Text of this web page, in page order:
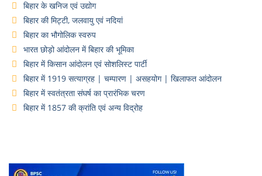
बिहार के खनिज एवं उद्योग
बिहार की मिट्टी, जलवायु एवं नदियां
बिहार का भौगोलिक स्वरुप
भारत छोड़ो आंदोलन में बिहार की भूमिका
बिहार में किसान आंदोलन एवं सोशलिस्ट पार्टी
बिहार में 1919 सत्याग्रह | चम्पारण | असहयोग | खिलाफत आंदोलन
बिहार में स्वतंत्रता संघर्ष का प्रारंभिक चरण
बिहार में 1857 की क्रांति एवं अन्य विद्रोह